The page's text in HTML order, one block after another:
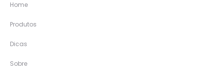
Home
Produtos
Dicas
Sobre